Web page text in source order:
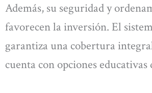
Además, su seguridad y
favorecen la inversión. El
garantiza una cobertura
cuenta con opciones educativas